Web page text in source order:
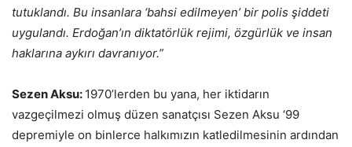
tutuklandı. Bu insanlara ‘bahsi edilmeyen’ bir polis şiddeti
uygulandı. Erdoğan’ın diktatörlük rejimi, özgürlük ve insan
haklarına aykırı davranıyor.”
Sezen Aksu: 1970’lerden bu yana, her iktidarın
vazgeçilmezi olmuş düzen sanatçısı Sezen Aksu ‘99
depremiyle on binlerce halkımızın katledilmesinin ardından